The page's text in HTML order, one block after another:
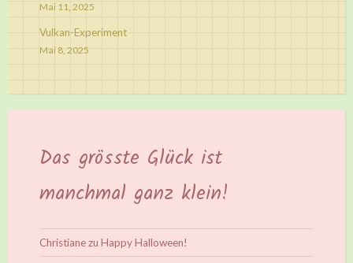
Mai 11, 2025
Vulkan-Experiment
Mai 8, 2025
Das grösste Glück ist
manchmal ganz klein!
Christianezu Happy Halloween!